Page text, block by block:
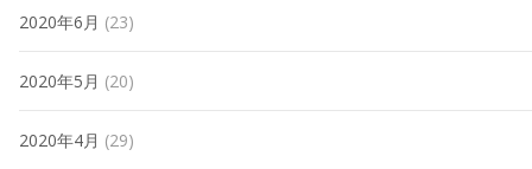
2020年6月 (23)
2020年5月 (20)
2020年4月 (29)